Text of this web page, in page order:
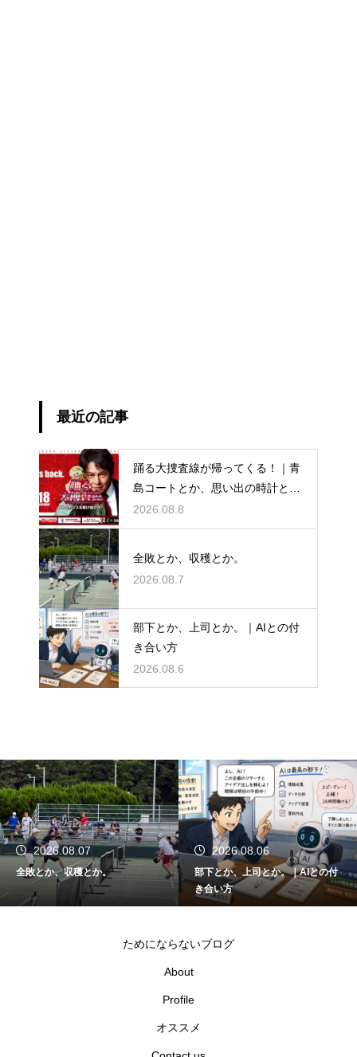
最近の記事
踊る大捜査線が帰ってくる！｜青
島コートとか、思い出の時計と
か。
2026.08.8
全敗とか、収穫とか。
2026.08.7
部下とか、上司とか。｜AIとの付
き合い方
2026.08.6
2026.08.06
部下とか、上司とか。｜AIとの付
き合い方
2026.08.05
関東大会とか、千葉県代表とか。
ためにならないブログ
About
Profile
オススメ